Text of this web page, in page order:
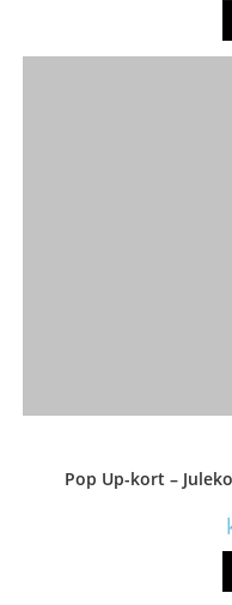
Pop Up-kort –